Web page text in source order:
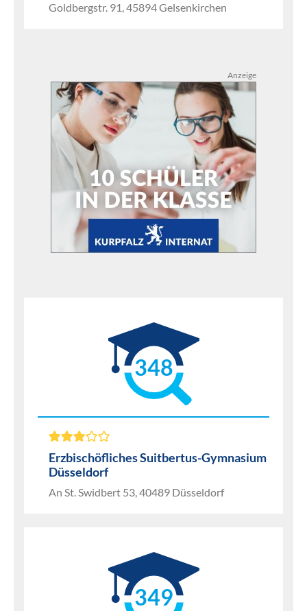
Goldbergstr. 91, 45894 Gelsenkirchen
Anzeige
348
Erzbischöfliches Suitbertus-Gymnasium
Düsseldorf
An St. Swidbert 53, 40489 Düsseldorf
349